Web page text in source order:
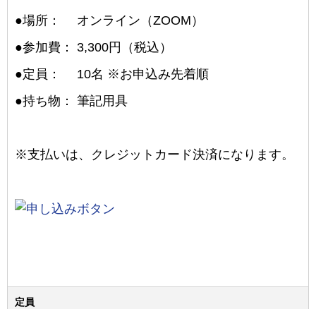
●場所： オンライン（ZOOM）
●参加費： 3,300円（税込）
●定員： 10名 ※お申込み先着順
●持ち物： 筆記用具
※支払いは、クレジットカード決済になります。
定員